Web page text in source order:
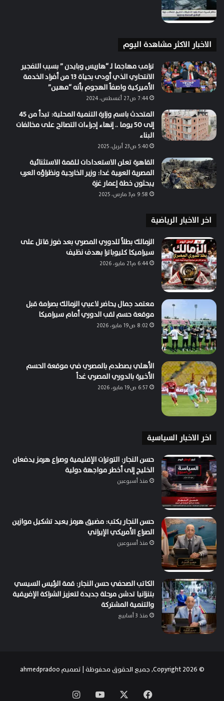
الاخبار الاكثر مشاهدة اليوم
ترامب مهاجما لـ “هاريس وبايدن ” بسبب التفجير
الانتحاري الذي أودى بحياة 13 من أفراد الخدمة
الأميركية واصفاً الهجوم بأنه “مهين”
7:44 ص27 أغسطس، 2024
المتحدث باسم وزارة التنمية المحلية: تبدأ من 45
إلى 50 يوما .. إنهاء إجراءات التصالح على مخالفات
البناء
5:40 ص23 أبريل، 2025
القاهرة تعلن الاستعدادات لـلقمة الاستثنائية
المصرية العربية غدا: وزير الخارجية ونظراؤه العرب
يبحثون خطة إعمار غزة
9:58 م3 مارس، 2025
اخر الاخبار الرياضية
الزمالك بطلاً للدوري المصري بعد فوز قاتل على
سيراميكا كليوباترا بهدف نظيف
6:44 م21 مايو، 2026
معتمد جمال يحاضر لاعبي الزمالك بصرامة قبل
موقعة حسم لقب الدوري أمام سيراميكا
8:02 ص19 مايو، 2026
الأهلي يصطدم بالمصري في موقعة الحسم
الأخيرة بالدوري المصري غداً
6:57 ص19 مايو، 2026
اخر الاخبار السياسية
حسن النجار: التوترات الإقليمية وصراع هرمز يدفعان
الخليج إلى أخطر مواجهة دولية
منذ أسبوعين
حسن النجار يكتب: مضيق هرمز يعيد تشكيل موازين
الصراع الأمريكي الإيراني
منذ أسبوعين
الكاتب الصحفي حسن النجار: قمة الرئيس السيسي
بتنزانيا تدشن مرحلة جديدة لتعزيز الشراكة الإفريقية
والتنمية المشتركة
منذ 3 أسابيع
© Copyright 2026, جميع الحقوق محفوظة | تصميم ahmedpradoo
فيسبوك ‫YouTube